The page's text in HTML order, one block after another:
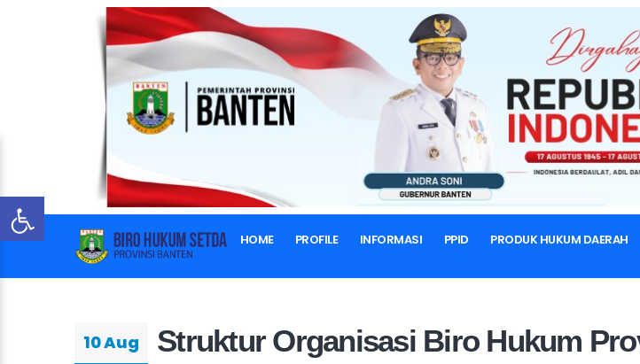
HOME PROFILE INFORMASI PPID PRODUK HUKUM DAERAH
Struktur Organisasi Biro
Profile
BERANDA STRUKTUR
10 Aug Struktur Organisasi Biro Hukum